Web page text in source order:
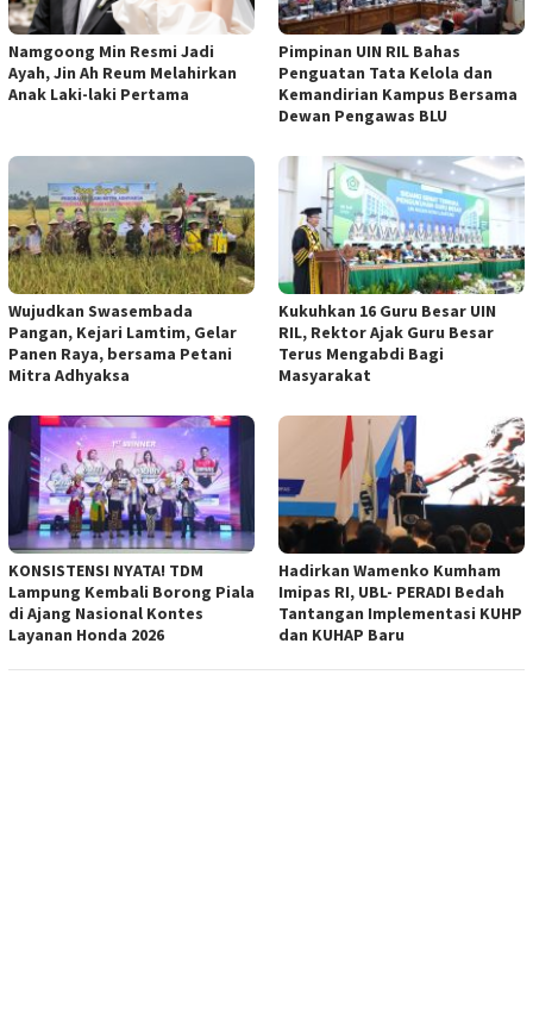
Namgoong Min Resmi Jadi
Ayah, Jin Ah Reum Melahirkan
Anak Laki-laki Pertama
Pimpinan UIN RIL Bahas
Penguatan Tata Kelola dan
Kemandirian Kampus Bersama
Dewan Pengawas BLU
Wujudkan Swasembada
Pangan, Kejari Lamtim, Gelar
Panen Raya, bersama Petani
Mitra Adhyaksa
Kukuhkan 16 Guru Besar UIN
RIL, Rektor Ajak Guru Besar
Terus Mengabdi Bagi
Masyarakat
KONSISTENSI NYATA! TDM
Lampung Kembali Borong Piala
di Ajang Nasional Kontes
Layanan Honda 2026
Hadirkan Wamenko Kumham
Imipas RI, UBL- PERADI Bedah
Tantangan Implementasi KUHP
dan KUHAP Baru